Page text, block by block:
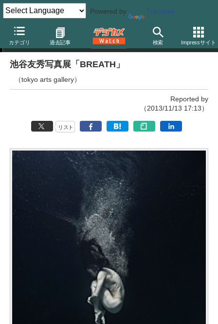
Powered by Translate
カテゴリ 過去記事 検索 Impressサイト
写真展
池谷友秀写真展「BREATH」
（tokyo arts gallery）
Reported by
（2013/11/13 17:13）
リスト